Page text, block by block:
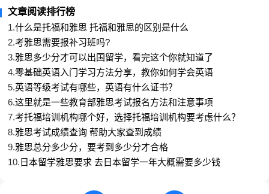
雅思备考不是单科单打独斗，而是四门协同、能力共
建。新航道北京学校通过分科突破、系统训练、全程
陪伴，让备考更清晰、更有效、更踏实。对想稳步提
高分数、避免走弯路的考生来说，这样的系统化学习
路径，往往比盲目刷题更有效、更省心。
文章阅读排行榜
1.什么是托福和雅思 托福和雅思的区别是什么
2.考雅思需要报补习班吗?
3.雅思多少分才可以出国留学，看完这个你就知道了
4.零基础英语入门学习方法分享，教你如何学会英语
5.英语等级考试有哪些，英语有什么证书？
6.这里就是一些教育部雅思考试报名方法和注意事项
7.考托福培训机构哪个好，选择托福培训机构要考虑什么？
8.雅思考试成绩查询 帮助大家查到成绩
9.雅思总分多少分，要考到多少分才合格
10. 日本留学雅思要求 去日本留学一年大概需要多少钱